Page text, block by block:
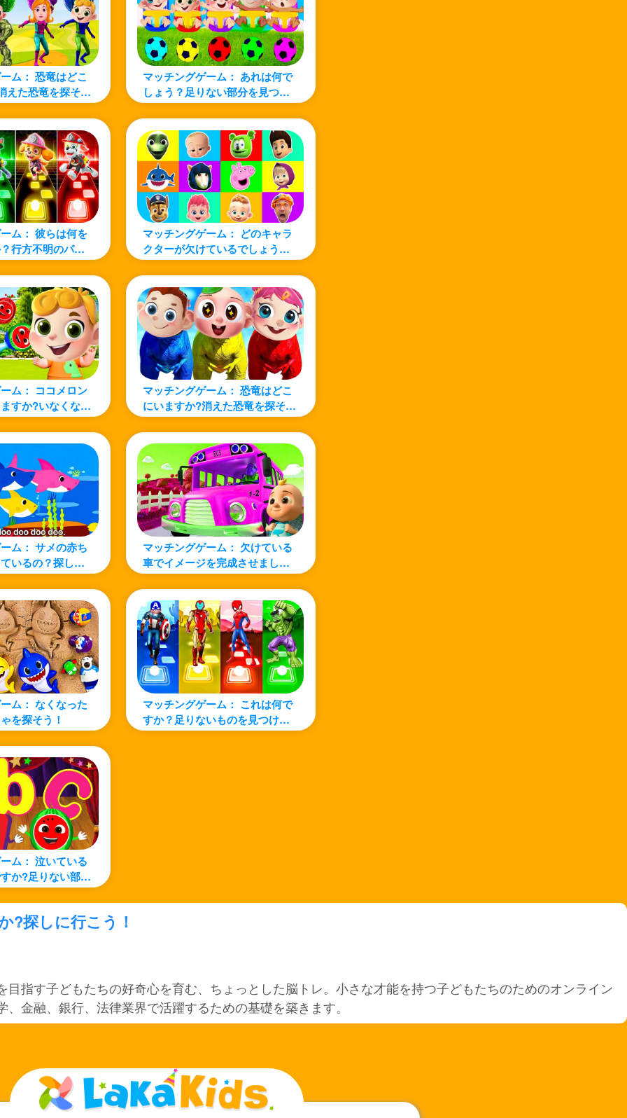
ム： 恐竜はどこ
えた恐竜を探そ
マッチングゲーム： あれは何で
しょう？足りない部分を見つけ
よう！
ム： 彼らは何を
行方不明のパ
を探しましょう!
マッチングゲーム： どのキャラ
クターが欠けているでしょう
か？探してみましょう！
ム： ココメロン
すか?いなくなっ
探そう！
マッチングゲーム： 恐竜はどこ
にいますか?消えた恐竜を探そ
う！
ム： サメの赤ち
いるの？探して
マッチングゲーム： 欠けている
車でイメージを完成させましょ
う！
ム： なくなった
を探そう！
マッチングゲーム： これは何で
すか？足りないものを見つけよ
う!
ム： 泣いている
か?足りない部分
?探しに行こう！
指す子どもたちの好奇心を育む、ちょっとした脳トレ。小さな才能を持つ子どもたちのためのオンライン
金融、銀行、法律業界で活躍するための基礎を築きます。